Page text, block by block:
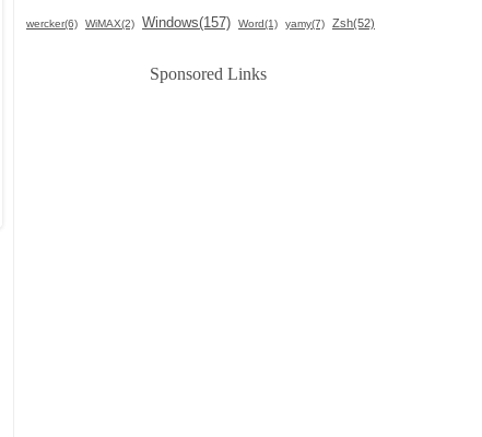
wercker(6) WiMAX(2) Windows(157) Word(1) yamy(7) Zsh(52)
Sponsored Links